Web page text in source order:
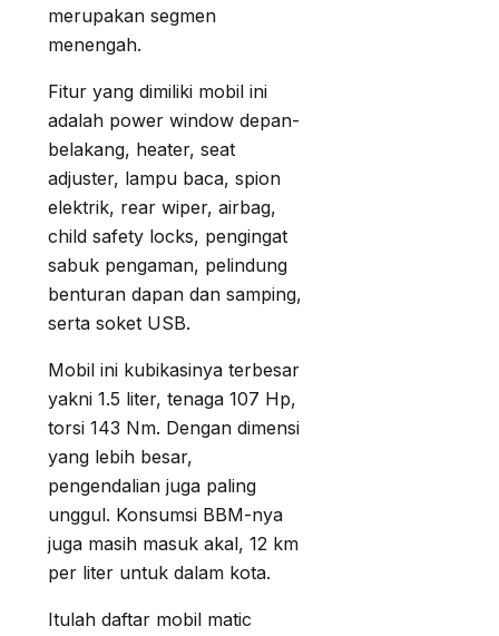
merupakan segmen
menengah.
Fitur yang dimiliki mobil ini
adalah power window depan-
belakang, heater, seat
adjuster, lampu baca, spion
elektrik, rear wiper, airbag,
child safety locks, pengingat
sabuk pengaman, pelindung
benturan dapan dan samping,
serta soket USB.
Mobil ini kubikasinya terbesar
yakni 1.5 liter, tenaga 107 Hp,
torsi 143 Nm. Dengan dimensi
yang lebih besar,
pengendalian juga paling
unggul. Konsumsi BBM-nya
juga masih masuk akal, 12 km
per liter untuk dalam kota.
Itulah daftar mobil matic